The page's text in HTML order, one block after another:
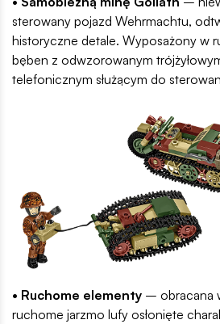
sterowany pojazd Wehrmachtu,
historyczne detale. Wyposażony w
bęben z odwzorowanym
telefonicznym służącym do
• Ruchome elementy – obracana
ruchome jarzmo lufy osłonięte